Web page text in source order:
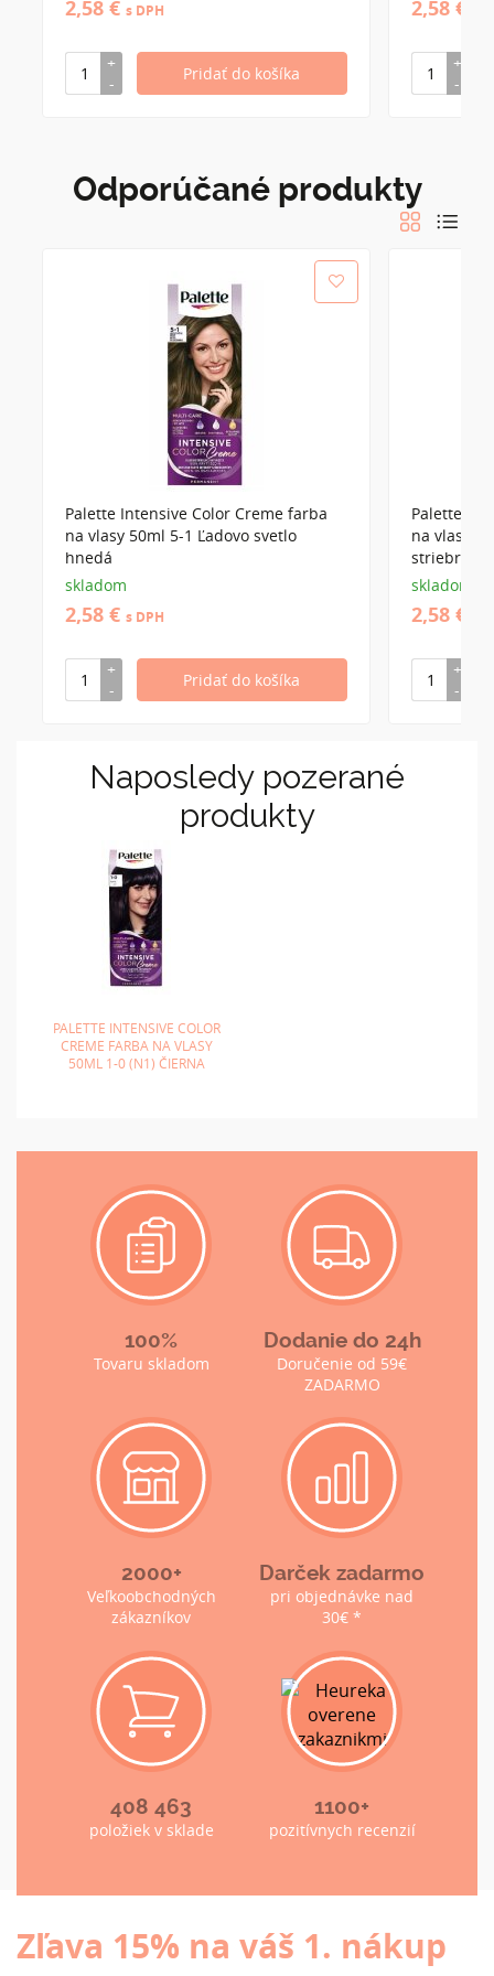
2,58 € s DPH 2,58 €
Odporúčané produkty
Palette Intensive Color Creme farba
na vlasy 50ml 5-1 Ľadovo svetlo
hnedá
skladom
2,58 € s DPH
Palette
na vlasy
striebro
skladom
2,58 €
Naposledy pozerané
produkty
PALETTE INTENSIVE COLOR
CREME FARBA NA VLASY
50ML 1-0 (N1) ČIERNA
100%
Tovaru skladom
Dodanie do 24h
Doručenie od 59€
ZADARMO
2000+
Veľkoobchodných
zákazníkov
Darček zadarmo
pri objednávke nad
30€ *
408 463
položiek v sklade
1100+
pozitívnych recenzií
Zľava 15% na váš 1. nákup